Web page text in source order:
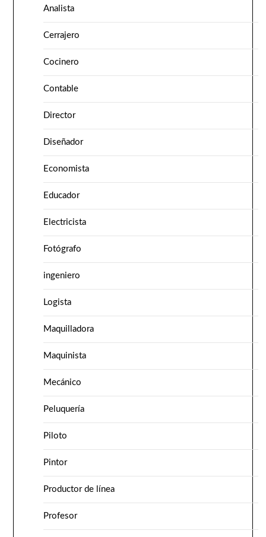
Analista
Cerrajero
Cocinero
Contable
Director
Diseñador
Economista
Educador
Electricista
Fotógrafo
ingeniero
Logista
Maquilladora
Maquinista
Mecánico
Peluquería
Piloto
Pintor
Productor de línea
Profesor